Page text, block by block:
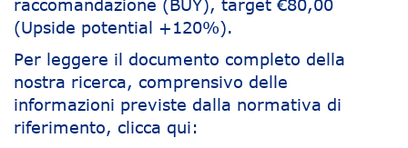
raccomandazione (BUY), target €80,00
(Upside potential +120%).
Per leggere il documento completo della
nostra ricerca, comprensivo delle
informazioni previste dalla normativa di
riferimento, clicca qui: